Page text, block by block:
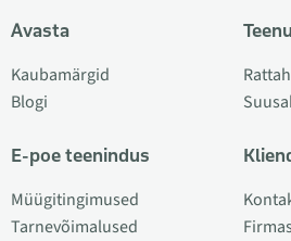
Avasta
Kaubamärgid
Blogi
E-poe teenindus
Müügitingimused
Tarnevõimalused